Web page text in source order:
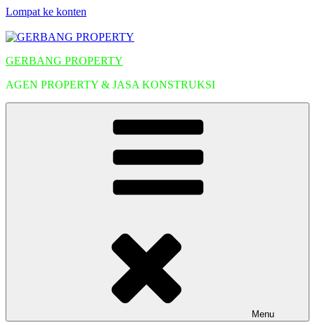
Lompat ke konten
GERBANG PROPERTY
AGEN PROPERTY & JASA KONSTRUKSI
Menu